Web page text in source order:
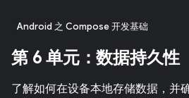
Android 之 Compose 开发基础
第 6 单元：数据持久性
了解如何在设备本地存储数据，并